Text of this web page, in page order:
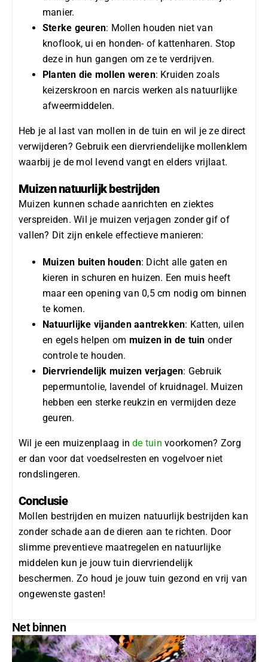
manier.
Sterke geuren: Mollen houden niet van
knoflook, ui en honden- of kattenharen. Stop
deze in hun gangen om ze te verdrijven.
Planten die mollen weren: Kruiden zoals
keizerskroon en narcis werken als natuurlijke
afweermiddelen.
Heb je al last van mollen in de tuin en wil je ze direct
verwijderen? Gebruik een diervriendelijke mollenklem
waarbij je de mol levend vangt en elders vrijlaat.
Muizen natuurlijk bestrijden
Muizen kunnen schade aanrichten en ziektes
verspreiden. Wil je muizen verjagen zonder gif of
vallen? Dit zijn enkele effectieve manieren:
Muizen buiten houden: Dicht alle gaten en
kieren in schuren en huizen. Een muis heeft
maar een opening van 0,5 cm nodig om binnen
te komen.
Natuurlijke vijanden aantrekken: Katten, uilen
en egels helpen om muizen in de tuin onder
controle te houden.
Diervriendelijk muizen verjagen: Gebruik
pepermuntolie, lavendel of kruidnagel. Muizen
hebben een sterke reukzin en vermijden deze
geuren.
Wil je een muizenplaag inde tuin voorkomen? Zorg
er dan voor dat voedselresten en vogelvoer niet
rondslingeren.
Conclusie
Mollen bestrijden en muizen natuurlijk bestrijden kan
zonder schade aan de dieren aan te richten. Door
slimme preventieve maatregelen en natuurlijke
middelen kun je jouw tuin diervriendelijk
beschermen. Zo houd je jouw tuin gezond en vrij van
ongewenste gasten!
Net binnen